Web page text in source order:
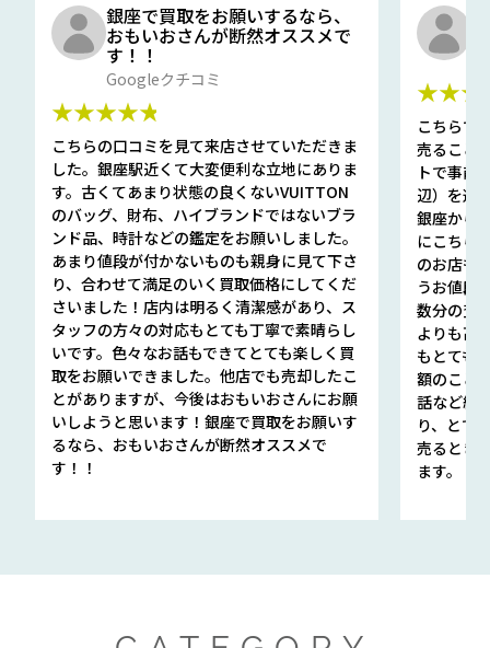
銀座で買取をお願いするなら、
おもいおさんが断然オススメで
す！！
Googleクチコミ
★★★★★
こちらの口コミを見て来店させていただきま
した。銀座駅近くて大変便利な立地にありま
す。古くてあまり状態の良くないVUITTON
のバッグ、財布、ハイブランドではないブラ
ンド品、時計などの鑑定をお願いしました。
あまり値段が付かないものも親身に見て下さ
り、合わせて満足のいく買取価格にしてくだ
さいました！店内は明るく清潔感があり、ス
タッフの方々の対応もとても丁寧で素晴らし
いです。色々なお話もできてとても楽しく買
取をお願いできました。他店でも売却したこ
とがありますが、今後はおもいおさんにお願
いしようと思います！銀座で買取をお願いす
るなら、おもいおさんが断然オススメで
す！！
こちらで
売ること
トで事前
辺）を選
銀座から
にこちら
のお店も
うお値段
数分の査
よりも高
もとても
額のこと
話など細
り、とて
売るとき
ます。